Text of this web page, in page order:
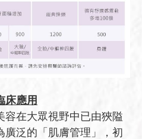
床應用
容在大眾視野中已由狹隘
廣泛的「肌膚管理」，初